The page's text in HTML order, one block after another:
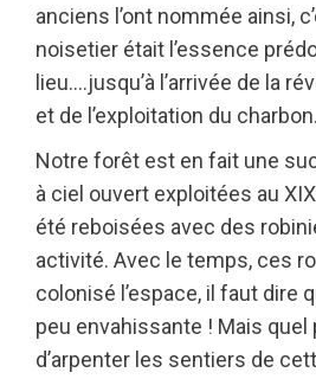
anciens l’ont nommée ainsi,
noisetier était l’essence
lieu….jusqu’à l’arrivée de la
et de l’exploitation du charbon.
Notre forêt est en fait une
à ciel ouvert exploitées au
été reboisées avec des
activité. Avec le temps, ces
colonisé l’espace, il faut dire
peu envahissante ! Mais quel
d’arpenter les sentiers de